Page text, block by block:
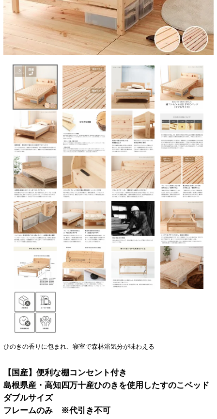
ひのきの香りに包まれ、寝室で森林浴気分が味わえる
【国産】便利な棚コンセント付き
島根県産・高知四万十産ひのきを使用したすのこベッド
ダブルサイズ
フレームのみ ※代引き不可